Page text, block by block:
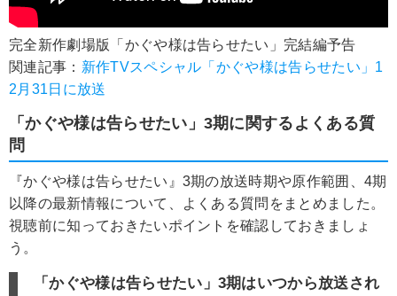
完全新作劇場版「かぐや様は告らせたい」完結編予告
関連記事： 新作TVスペシャル「かぐや様は告らせたい」1
2月31日に放送
「かぐや様は告らせたい」3期に関するよくある質
問
『かぐや様は告らせたい』3期の放送時期や原作範囲、4期
以降の最新情報について、よくある質問をまとめました。
視聴前に知っておきたいポイントを確認しておきましょ
う。
「かぐや様は告らせたい」3期はいつから放送され